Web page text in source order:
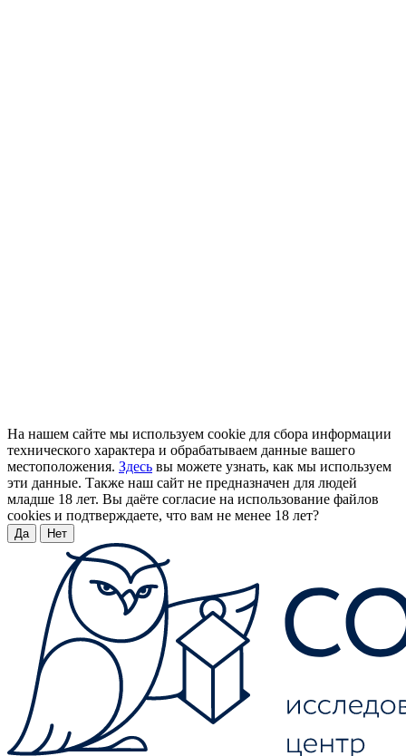
На нашем сайте мы используем cookie для сбора информации
технического характера и обрабатываем данные вашего
местоположения. Здесь вы можете узнать, как мы используем
эти данные. Также наш сайт не предназначен для людей
младше 18 лет. Вы даёте согласие на использование файлов
cookies и подтверждаете, что вам не менее 18 лет?
Да Нет